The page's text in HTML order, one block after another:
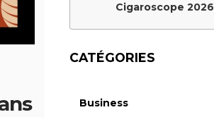
Cigaroscope 2026
CATÉGORIES
Business